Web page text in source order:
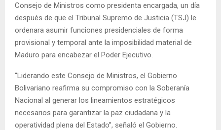
Consejo de Ministros como presidenta encargada, un día
después de que el Tribunal Supremo de Justicia (TSJ) le
ordenara asumir funciones presidenciales de forma
provisional y temporal ante la imposibilidad material de
Maduro para encabezar el Poder Ejecutivo.
“Liderando este Consejo de Ministros, el Gobierno
Bolivariano reafirma su compromiso con la Soberanía
Nacional al generar los lineamientos estratégicos
necesarios para garantizar la paz ciudadana y la
operatividad plena del Estado”, señaló el Gobierno.